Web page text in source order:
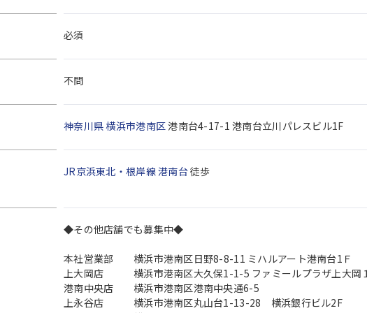
必須
不問
神奈川県横浜市港南区港南台4-17-1 港南台立川パレスビル1F
JR京浜東北・根岸線港南台徒歩
◆その他店舗でも募集中◆
本社営業部 横浜市港南区日野8-8-11 ミハルアート港南台1Ｆ
上大岡店 横浜市港南区大久保1-1-5 ファミールプラザ上大岡
港南中央店 横浜市港南区港南中央通6-5
上永谷店 横浜市港南区丸山台1-13-28 横浜銀行ビル2F